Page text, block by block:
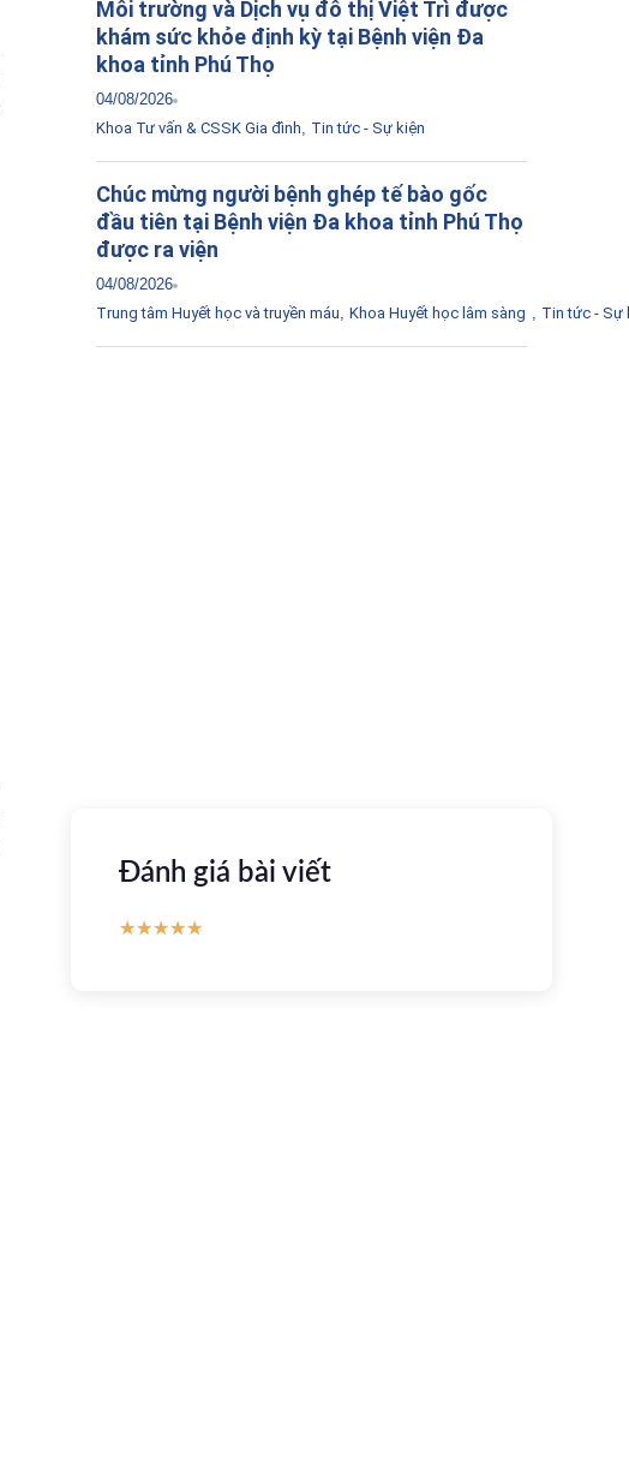
Môi trường và Dịch vụ đô thị Việt Trì được
khám sức khỏe định kỳ tại Bệnh viện Đa
khoa tỉnh Phú Thọ
04/08/2026
Khoa Tư vấn & CSSK Gia đình, Tin tức - Sự kiện
Chúc mừng người bệnh ghép tế bào gốc
đầu tiên tại Bệnh viện Đa khoa tỉnh Phú Thọ
được ra viện
04/08/2026
Trung tâm Huyết học và truyền máu, Khoa Huyết học lâm sàng , Tin tức - Sự
Đánh giá bài viết
★★★★★